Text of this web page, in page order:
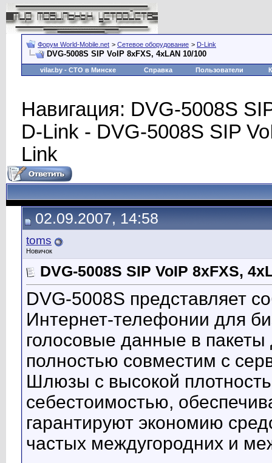
Форум World-Mobile.net > Сетевое оборудование > D-Link
DVG-5008S SIP VoIP 8хFXS, 4xLAN 10/100
vilar.by - СТО в Минске Справка Пользователи
Навигация: DVG-5008S
D-Link - DVG-5008S SIP
Link
02.09.2007, 14:58
toms
Новичок
DVG-5008S SIP VoIP 8хFXS,
DVG-5008S представляет
Интернет-телефонии для
голосовые данные в
полностью совместим с
Шлюзы с высокой
себестоимостью,
гарантируют экономию
частых междугородних и